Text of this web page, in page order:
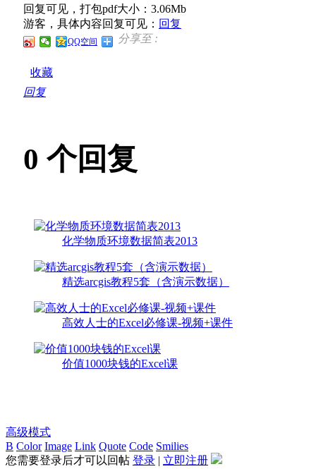
回复可见，打包pdf大小：3.06Mb
游客，具体内容回复可见： 回复
分享至 :
QQ空间
收藏
回复
0 个回复
化学物质环境数据简表2013
精选arcgis教程5套（含演示数据）
高效人士的Excel必修课-视频+课件
价值1000块钱的Excel课
高级模式
B Color Image Link Quote Code Smilies
您需要登录后才可以回帖 登录 | 立即注册